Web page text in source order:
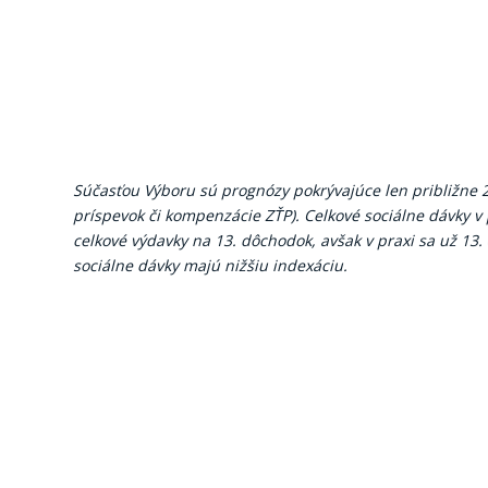
Súčasťou Výboru sú prognózy pokrývajúce len približne
príspevok či kompenzácie ZŤP). Celkové sociálne
celkové výdavky na 13. dôchodok, avšak v praxi sa už
sociálne dávky majú nižšiu indexáciu.